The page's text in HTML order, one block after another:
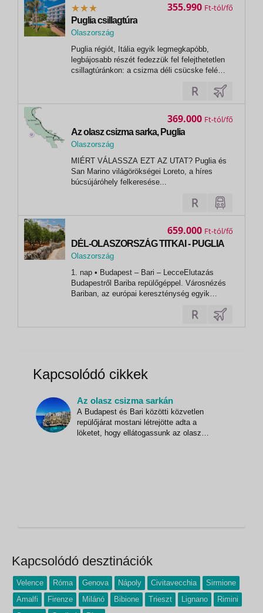
Puglia csillagtúra
Olaszország
Bari
Puglia régiót, Itália egyik legmegkapóbb,
legbájosabb részét fedezzük fel felejthetetlen
csillagtúránkon: a csizma déli csücske felé
kulturális örökség, igazi olasz életérzés, és a
gasztronómia kincsei várnak felfedezésre. 1.
355.990 Ft
Az olasz csizma sarka, Puglia
Olaszország
Bari
MIÉRT VÁLASSZA EZT AZ UTAT? Puglia és
San Marino világörökségei Loreto, a híres
búcsújáróhely felkeresése...
369.000 Ft
DÉL-OLASZORSZÁG TITKAI - PUGLIA
Olaszország
Bari
1. nap • Budapest – Bari – LecceElutazás
Budapestről Bariba repülőgéppel. Városnézés
Bariban, az európai kereszténység egyik
templom megtekintése. Séta a hangulatos
belváros kis utcácskáin, nyitott ajtajú házak
659.000 Ft
Kapcsolódó cikkek
Az olasz csizma sarkán
A Budapest és Bari közötti közvetlen
repülőjárat mostani létrejötte adta a
löketet, hogy ellátogassunk az olasz
Kapcsolódó desztinációk
Velence Róma Genova Nápoly Civitavecchia
Sirmione
Amalfi
Firenze Milánó Bibione Trieszt Lignano
Rimini